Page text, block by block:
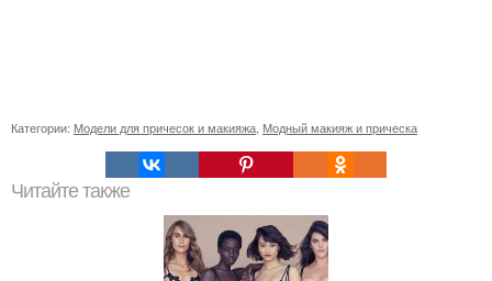
Категории: Модели для причесок и макияжа Модный макияж и прическа
Читайте также